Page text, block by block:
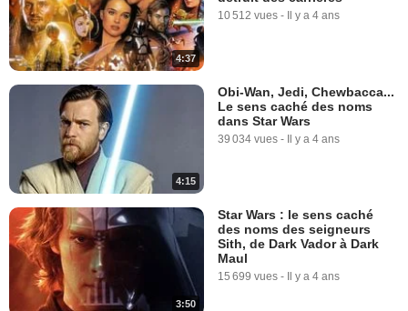
4:37
10 512 vues - Il y a 4 ans
4:15
Obi-Wan, Jedi, Chewbacca...
Le sens caché des noms
dans Star Wars
39 034 vues - Il y a 4 ans
3:50
Star Wars : le sens caché
des noms des seigneurs
Sith, de Dark Vador à Dark
Maul
15 699 vues - Il y a 4 ans